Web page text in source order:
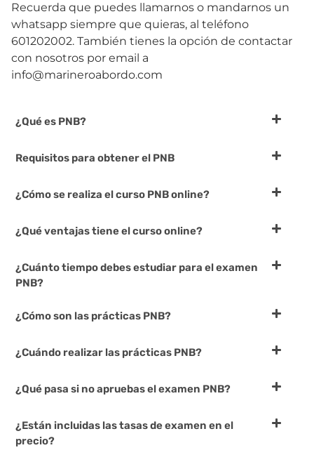
Recuerda que puedes llamarnos o mandarnos un
whatsapp siempre que quieras, al teléfono
601202002. También tienes la opción de contactar
con nosotros por email a
info@marineroabordo.com
¿Qué es PNB?
Requisitos para obtener el PNB
¿Cómo se realiza el curso PNB online?
¿Qué ventajas tiene el curso online?
¿Cuánto tiempo debes estudiar para el examen
PNB?
¿Cómo son las prácticas PNB?
¿Cuándo realizar las prácticas PNB?
¿Qué pasa si no apruebas el examen PNB?
¿Están incluidas las tasas de examen en el
precio?